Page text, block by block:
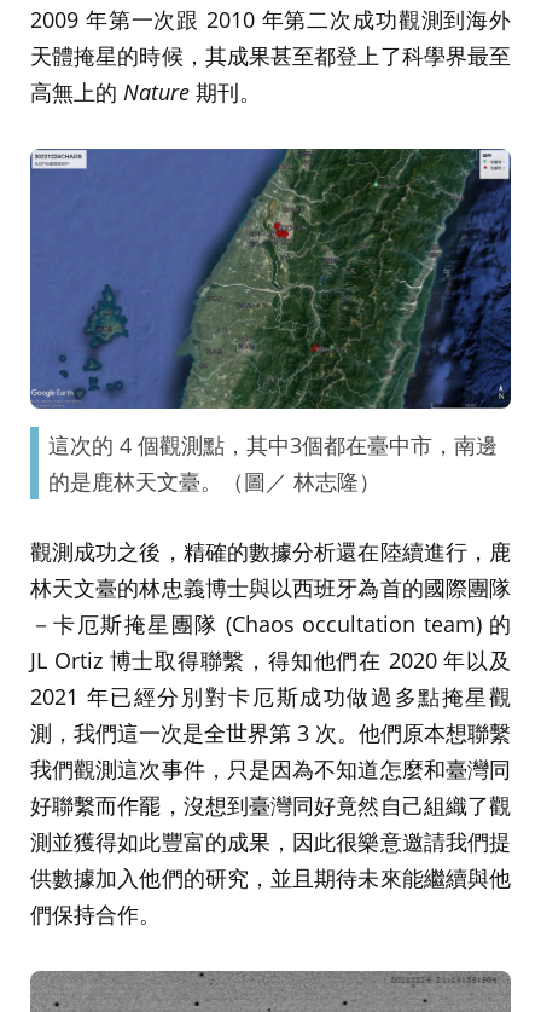
2009 年第一次跟 2010 年第二次成功觀測到海外
天體掩星的時候，其成果甚至都登上了科學界最至
高無上的 Nature 期刊。
這次的 4 個觀測點，其中3個都在臺中市，南邊
的是鹿林天文臺。（圖／ 林志隆）
觀測成功之後，精確的數據分析還在陸續進行，鹿
林天文臺的林忠義博士與以西班牙為首的國際團隊
－卡厄斯掩星團隊 (Chaos occultation team) 的
JL Ortiz 博士取得聯繫，得知他們在 2020 年以及
2021 年已經分別對卡厄斯成功做過多點掩星觀
測，我們這一次是全世界第 3 次。他們原本想聯繫
我們觀測這次事件，只是因為不知道怎麼和臺灣同
好聯繫而作罷，沒想到臺灣同好竟然自己組織了觀
測並獲得如此豐富的成果，因此很樂意邀請我們提
供數據加入他們的研究，並且期待未來能繼續與他
們保持合作。